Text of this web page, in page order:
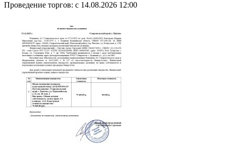
Проведение торгов: с 14.08.2026 12:00